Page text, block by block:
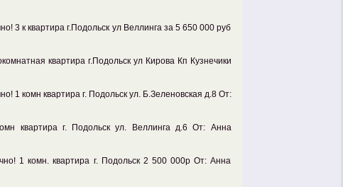
3 к квартира г.Подольск ул Веллинга за 5 650 000 руб
квартира г.Подольск ул Кирова Кп Кузнечики
1 комн квартира г. Подольск ул. Б.Зеленовская д.8 От:
квартира г. Подольск ул. Веллинга д.6 От: Анна
1 комн. квартира г. Подольск 2 500 000р От: Анна